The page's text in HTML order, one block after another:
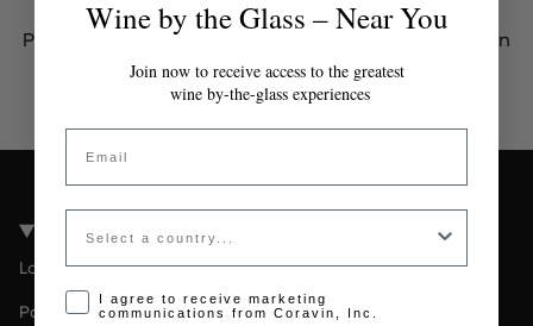
Por favor contacta al administrador para obtener un
token válido.
Coravin Guide Locations
London
Paris
Wine by the Glass – Near You
Join now to receive access to the greatest
wine by-the-glass experiences
Email
Country
Opt-in disclaimer
I agree to receive marketing
communications from Coravin, Inc.